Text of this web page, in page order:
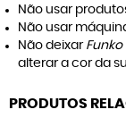
Não usar
Não usar
Não deixar Funko
alterar a cor da
PRODUTOS